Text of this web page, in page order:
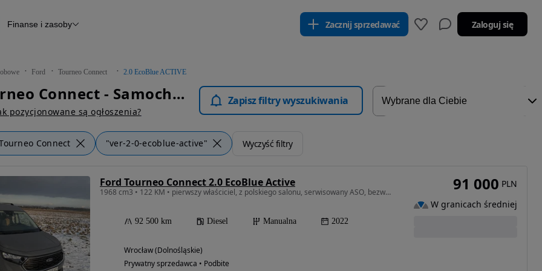
Raport z inspekcji
Otomoto News
Finanse i zasoby Zacznij sprzedawać Zaloguj się
Ford Tourneo Connect 2.0 EcoBlue ACTIVE
Ford Tourneo Connect - Samochody Osobowe
pozycjonowane są ogłoszenia?
Zapisz filtry wyszukiwania
Connect "ver-2-0-ecoblue-active" Wyczyść filtry
Ford Tourneo Connect 2.0 EcoBlue Active
1968 cm3 • 122 KM • pierwszy właściciel, z polskiego salonu, serwisowany ASO, bezwypadkowy
92 500 km Diesel Manualna 2022
Wrocław (Dolnośląskie)
Prywatny sprzedawca • Podbite
91 000 PLN
W granicach średniej